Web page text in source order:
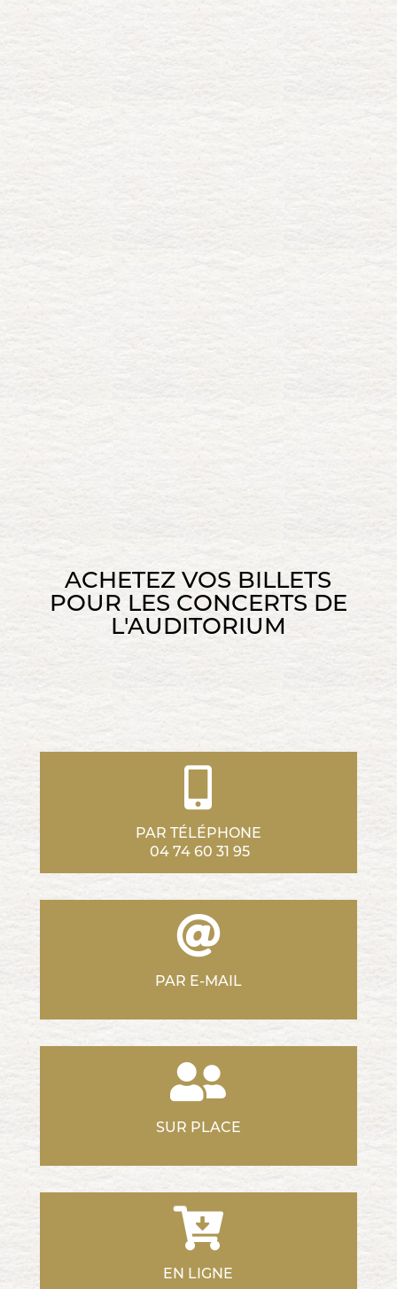
ACHETEZ VOS BILLETS
POUR LES CONCERTS DE
L'AUDITORIUM
PAR TÉLÉPHONE
04 74 60 31 95
PAR E-MAIL
SUR PLACE
EN LIGNE